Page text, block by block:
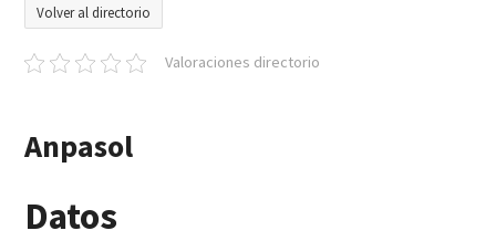
Volver al directorio
Valoraciones directorio
Anpasol
Datos